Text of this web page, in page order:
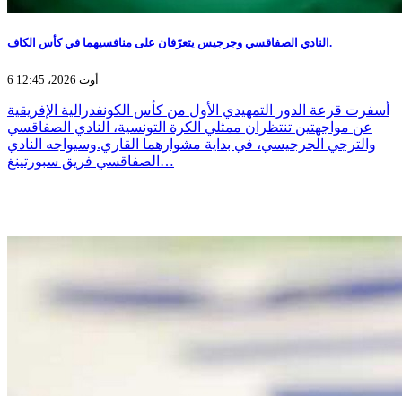
النادي الصفاقسي وجرجيس يتعرّفان على منافسيهما في كأس الكاف.
6 أوت 2026، 12:45
أسفرت قرعة الدور التمهيدي الأول من كأس الكونفدرالية الإفريقية
عن مواجهتين تنتظران ممثلي الكرة التونسية، النادي الصفاقسي
والترجي الجرجيسي، في بداية مشوارهما القاري.وسيواجه النادي
الصفاقسي فريق سبورتينغ…